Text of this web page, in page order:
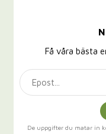
Få våra bästa
De uppgifter du matar in